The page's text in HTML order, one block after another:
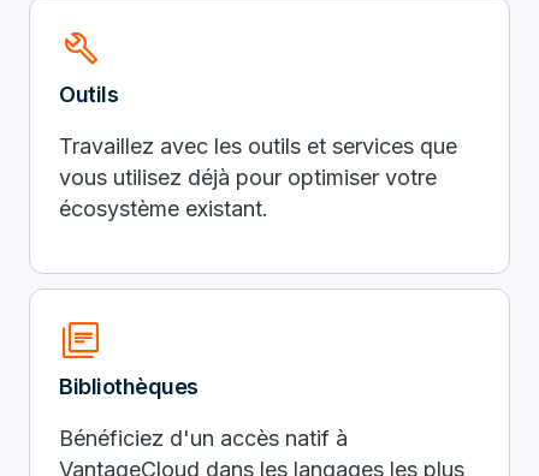
build
Outils
Travaillez avec les outils et services que
vous utilisez déjà pour optimiser votre
écosystème existant.
library_books
Bibliothèques
Bénéficiez d'un accès natif à
VantageCloud dans les langages les plus